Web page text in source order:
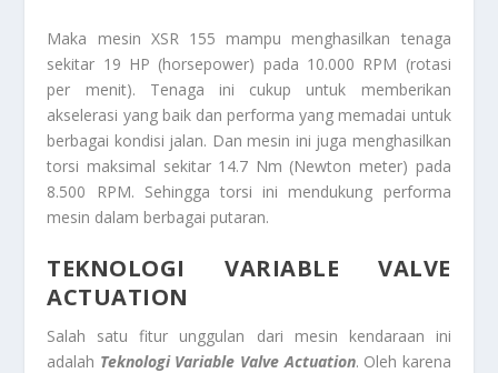
Maka mesin XSR 155 mampu menghasilkan tenaga
sekitar 19 HP (horsepower) pada 10.000 RPM (rotasi
per menit). Tenaga ini cukup untuk memberikan
akselerasi yang baik dan performa yang memadai untuk
berbagai kondisi jalan. Dan mesin ini juga menghasilkan
torsi maksimal sekitar 14.7 Nm (Newton meter) pada
8.500 RPM. Sehingga torsi ini mendukung performa
mesin dalam berbagai putaran.
TEKNOLOGI VARIABLE VALVE
ACTUATION
Salah satu fitur unggulan dari mesin kendaraan ini
adalah Teknologi Variable Valve Actuation. Oleh karena